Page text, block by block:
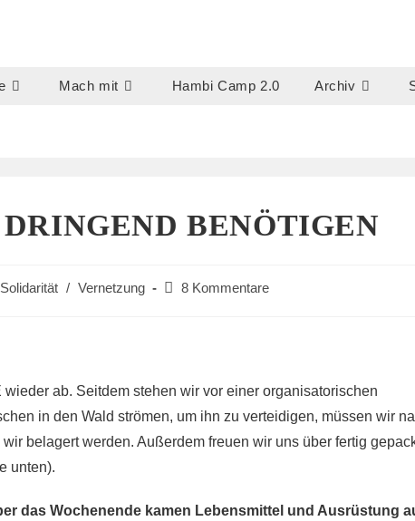
Mach mit Hambi Camp 2.0 Archiv
BENÖTIGEN
Solidarität / Vernetzung
Beitrags-
8 Kommentare
ab. Seitdem stehen wir vor einer organisatorischen
in den Wald strömen, um ihn zu verteidigen, müssen wir
belagert werden. Außerdem freuen wir uns über fertig
unten).
das Wochenende kamen Lebensmittel und Ausrüstung